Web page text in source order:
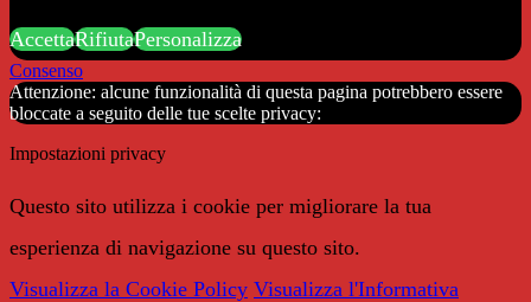
AccettaRifiutaPersonalizza
Consenso
Attenzione: alcune funzionalità di questa pagina potrebbero essere
bloccate a seguito delle tue scelte privacy:
Impostazioni privacy
Questo sito utilizza i cookie per migliorare la tua
esperienza di navigazione su questo sito.
Visualizza la Cookie Policy Visualizza l'Informativa